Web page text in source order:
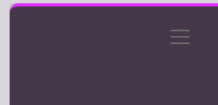
Gizlilik Politikası
menüyü
aç